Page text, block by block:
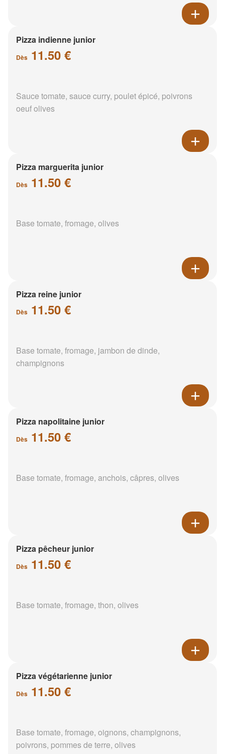
Pizza indienne junior
Dès 11.50 €
Sauce tomate, sauce curry, poulet épicé, poivrons
oeuf olives
Pizza marguerita junior
Dès 11.50 €
Base tomate, fromage, olives
Pizza reine junior
Dès 11.50 €
Base tomate, fromage, jambon de dinde,
champignons
Pizza napolitaine junior
Dès 11.50 €
Base tomate, fromage, anchois, câpres, olives
Pizza pêcheur junior
Dès 11.50 €
Base tomate, fromage, thon, olives
Pizza végétarienne junior
Dès 11.50 €
Base tomate, fromage, oignons, champignons,
poivrons, pommes de terre, olives